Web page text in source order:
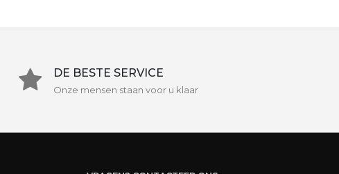
DE BESTE SERVICE
Onze mensen staan voor u klaar